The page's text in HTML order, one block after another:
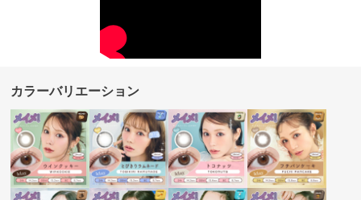
カラーバリエーション